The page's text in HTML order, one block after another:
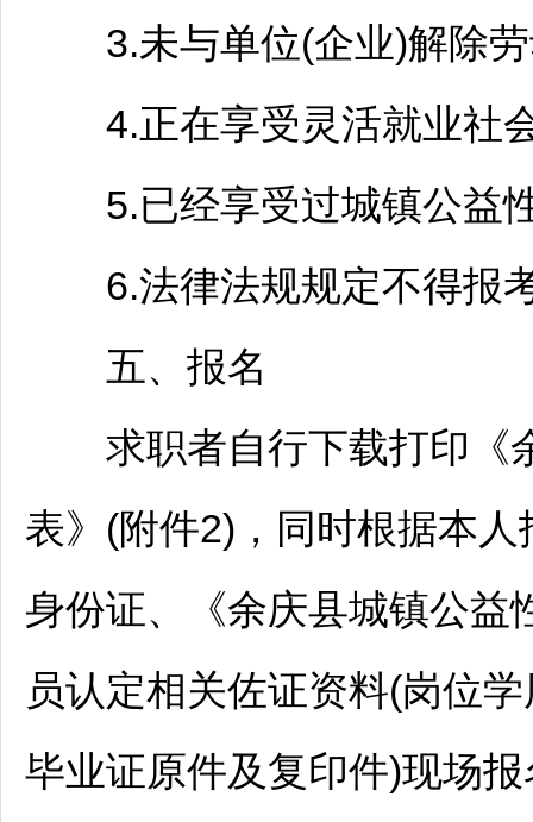
3.未与单位(企业)解除劳
4.正在享受灵活就业社
5.已经享受过城镇公益
6.法律法规规定不得报
五、报名
求职者自行下载打印《
表》(附件2)，同时根据本
身份证、《余庆县城镇公益
员认定相关佐证资料(岗位
毕业证原件及复印件)现场